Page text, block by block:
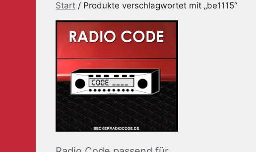
Start / Produkte verschlagwortet mit „be1115“